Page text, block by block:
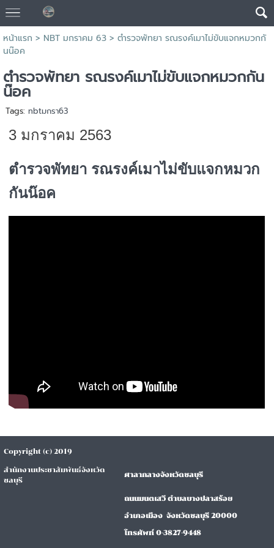
หน้าแรก > NBT มกราคม 63> ตำรวจพัทยา รณรงค์เมาไม่ขับแจกหมวกกั
นน๊อค
ตำรวจพัทยา รณรงค์เมาไม่ขับแจกหมวกกัน
น๊อค
Tags: nbtมกรา63
3 มกราคม 2563
ตำรวจพัทยา รณรงค์เมาไม่ขับแจกหมวก
กันน๊อค
Copyright (c) 2019
สำนักงานประชาสัมพันธ์จังหวัด
ชลบุรี
ศาลากลางจังหวัดชลบุรี
ถนนมนตเสวี ตำบลบางปลาสร้อย
อำเภอเมือง จังหวัดชลบุรี 20000
โทรศัพท์ 0-3827-9448